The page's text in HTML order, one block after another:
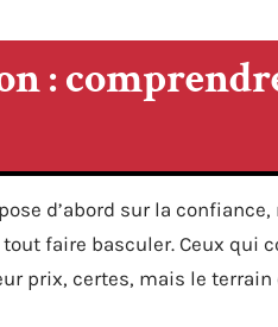
:
d’abord sur la
faire basculer. Ceux qui
prix, certes, mais le terrain